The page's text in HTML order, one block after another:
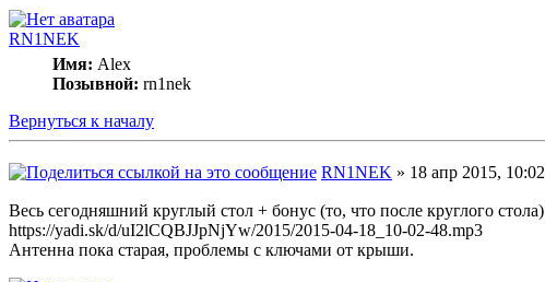
RN1NEK
Имя: Alex
Позывной: rn1nek
Вернуться к началу
RN1NEK » 18 апр 2015, 10:02
Весь сегодняшний круглый стол + бонус (то, что после круглого стола)
https://yadi.sk/d/uI2lCQBJJpNjYw/2015/2015-04-18_10-02-48.mp3
Антенна пока старая, проблемы с ключами от крыши.